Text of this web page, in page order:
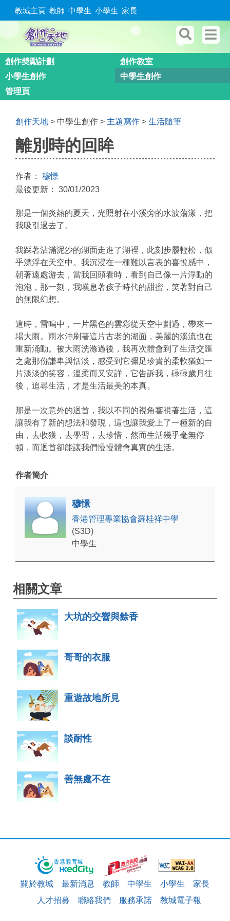
教城主頁 教師 中學生 小學生 家長
創作奬勵計劃
創作教室
小學生創作
中學生創作
管理頁
創作天地 > 中學生創作 > 主題寫作 > 生活隨筆
離別時的回眸
作者： 穆憬
最後更新： 30/01/2023
那是一個炎熱的夏天，光照射在小溪旁的水波蕩漾，把
我吸引過去了。
我踩著沾滿泥沙的湖面走進了湖裡，此刻步履輕松，似
乎漂浮在天空中。我沉浸在一種難以言表的喜悅感中，
朝著遠處游去，當我回頭看時，看到自己像一片浮動的
泡泡，那一刻，我嘆息著孩子時代的甜蜜，笑著對自己
的無限幻想。
這時，雷鳴中，一片黑色的雲彩從天空中劃過，帶來一
場大雨。雨水沖刷著這片古老的湖面，美麗的溪流也在
重新涌動。被大雨洗滌過後，我再次體會到了生活交匯
之處那份謙卑與恬淡，感受到它彌足珍貴的柔軟猶如一
片淡淡的笑容，溫柔而又安詳，它告訴我，碌碌歲月往
後，追尋生活，才是生活最美的本真。
那是一次意外的迴首，我以不同的視角審視著生活，這
讓我有了新的想法和發現，這也讓我愛上了一種新的自
由，去收獲，去學習，去珍惜，然而生活幾乎毫無停
頓，而迴首卻能讓我們慢慢體會真實的生活。
作者簡介
穆憬
香港管理專業協會羅桂祥中學
(S3D)
中學生
相關文章
大坑的交響與餘香
哥哥的衣服
重遊故地所見
談耐性
善無處不在
關於教城 最新消息 教師 中學生 小學生
家長
人才招募
聯絡我們 服務承諾 教城電子報